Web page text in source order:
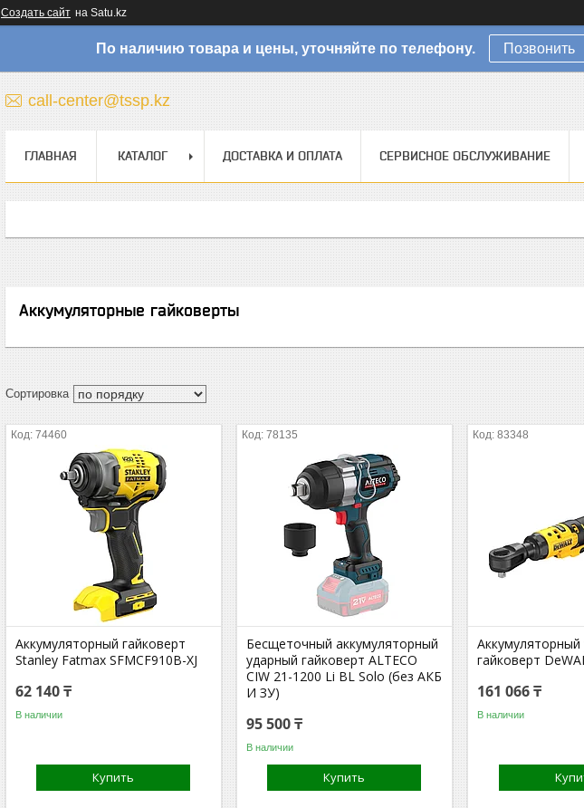
Создать сайт на Satu.kz
По наличию товара и цены, уточняйте по телефону. Позвонить
call-center@tssp.kz
ГЛАВНАЯ КАТАЛОГ ДОСТАВКА И ОПЛАТА СЕРВИСНОЕ ОБСЛУЖИВАНИЕ
Аккумуляторные гайковерты
74460
Аккумуляторный гайковерт
Stanley Fatmax SFMCF910B-XJ
62 140 ₸
В наличии
Купить
78135
Бесщеточный аккумуляторный
ударный гайковерт ALTECO
CIW 21-1200 Li BL Solo (без АКБ
И ЗУ)
95 500 ₸
В наличии
Купить
83348
Аккумуляторный
гайковерт
161 066 ₸
В наличии